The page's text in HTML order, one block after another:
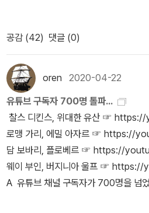
기도 모르게 기립박수를 하며 눈물을
자아내는 입을 벌린 채.로맹가리는 그
다.'내가 자살을 택하는이유는 연인의
가 아닌,더 이상 내가 할 일이 없어서이
벽히 표현해냈다.한 바탕 즐기다 가오.
말마따나, 너무나도 완벽한 끝이었다
된 작품을 통해 조카의 심리(삼촌에
칠 듯한 괴로움-자기가 내세운 대타에
리이기도 한)를 묘사하며 즐긴다. 갈리
기에 진심으로 응답한다. 그는 늘 딴청
하고 즐긴다. 그는 자신의 인생을 연출
것을 세상에 내놓고 그들이 떠벌리고
고 권총 자살한다. 이 정도면 흥미로운
인생이 있겠는가 대꾸할 수 있지만, 이
않다. 1차 세계대전의 포화 속에 태어
말을 준비하고 그 연기를 완벽하게 해
남자의 전기다. 도미니크 보나의 입장
은 좀 더 복잡하다. 1956년 공쿠르상
가리에게 주어졌지만, 1975년에는 <
자르에게 주어졌기 때문이다. 에밀 아
사실이 공개되는 건 1980년에 그가 권
럼 남긴 글 ‘에밀 아자르의 삶과 죽음’
모두 털어놓는다. 에밀 아자르라는 필
자임을 스스로 밝힌 것이다.그렇게 하
거된 것인가? 일견 그렇지만 작가로서
여러 개의 필명을 갖고 있었다)은 한편
을 다시 던지게 한다. “나는 언제나 내
다”고 고백하는 그는 로맹 가리의 작품
해서 썼다. 달리 말하면 <자기 앞의
공감 (42) 댓글 (0)
oren 2020-04-22
유튜브 구독자 700명 톨파...
찰스 디킨스, 위대한 유산 ☞
로맹 가리, 에밀 아자르 ☞ https://
담 보바리, 플로베르 ☞ https://
웨이 부인, 버지니아 울프 ☞
A 유튜브 채널 구독자가 700명을 넘